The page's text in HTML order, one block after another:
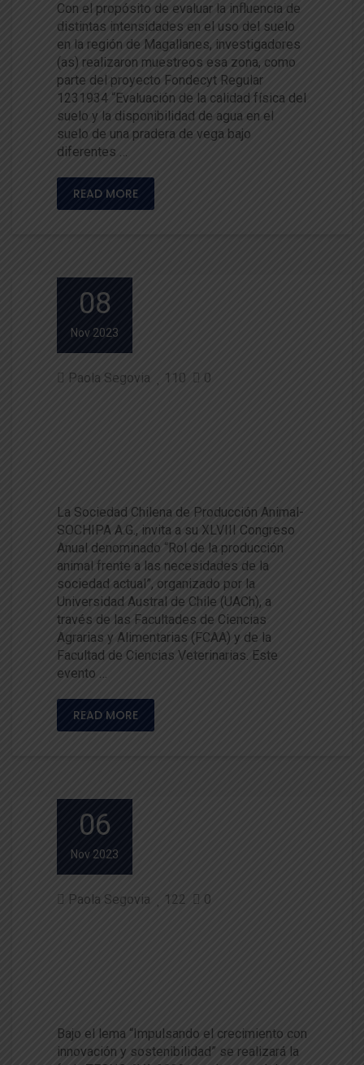
Con el propósito de evaluar la influencia de
distintas intensidades en el uso del suelo
en la región de Magallanes, investigadores
(as) realizaron muestreos esa zona, como
parte del proyecto Fondecyt Regular
1231934 “Evaluación de la calidad física del
suelo y la disponibilidad de agua en el
suelo de una pradera de vega bajo
diferentes …
READ MORE
08
Nov 2023
Paola Segovia 110 0
La Sociedad Chilena de Producción Animal-
SOCHIPA A.G., invita a su XLVIII Congreso
Anual denominado “Rol de la producción
animal frente a las necesidades de la
sociedad actual”, organizado por la
Universidad Austral de Chile (UACh), a
través de las Facultades de Ciencias
Agrarias y Alimentarias (FCAA) y de la
Facultad de Ciencias Veterinarias. Este
evento …
READ MORE
06
Nov 2023
Paola Segovia 122 0
Bajo el lema “Impulsando el crecimiento con
innovación y sostenibilidad” se realizará la